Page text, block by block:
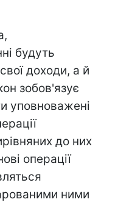
будуть
доходи, а й
зобов'язує
уповноважені
до них
операції
ними